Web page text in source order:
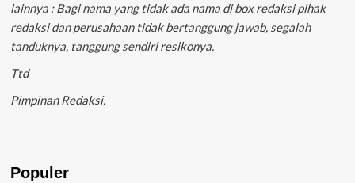
lainnya : Bagi nama yang tidak ada nama di box redaksi pihak
redaksi dan perusahaan tidak bertanggung jawab, segalah
tanduknya, tanggung sendiri resikonya.
Ttd
Pimpinan Redaksi.
Populer